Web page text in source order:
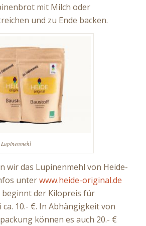
mit Milch oder
und zu Ende backen.
Lupinenmehl
wir das Lupinenmehl von Heide-
unterwww.heide-original.de
beginnt der Kilopreis für
10.- €. In Abhängigkeit von
können es auch 20.- €